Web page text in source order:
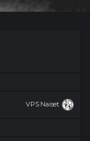
VPS Naiset